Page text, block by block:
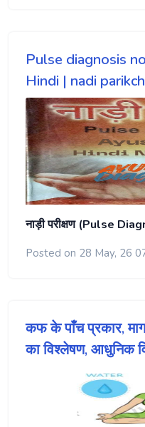
Pulse diagnosis
Hindi | nadi
नाड़ी परीक्षण (Pulse
Posted on 28 May, 26
कफ के पाँच प्रकार,
का विश्लेषण, आधुनिक